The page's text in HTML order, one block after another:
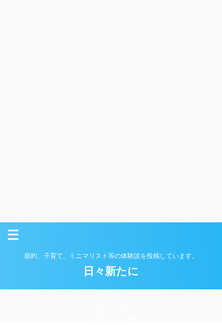
節約、子育て、ミニマリスト等の体験談を投稿しています。
日々新たに